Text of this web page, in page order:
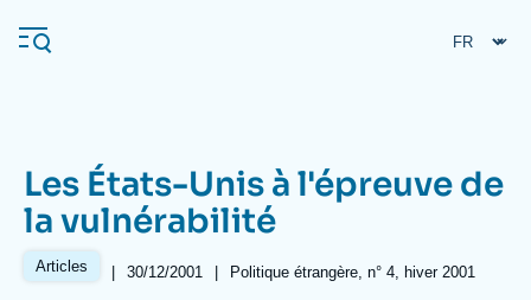
au
contenu
Navigation
principale
L'Ifri
Les États-Unis à l'épreuve de
la vulnérabilité
Articles |
Date
30/12/2001 | Références
Politique étrangère, n° 4, hiver 2001